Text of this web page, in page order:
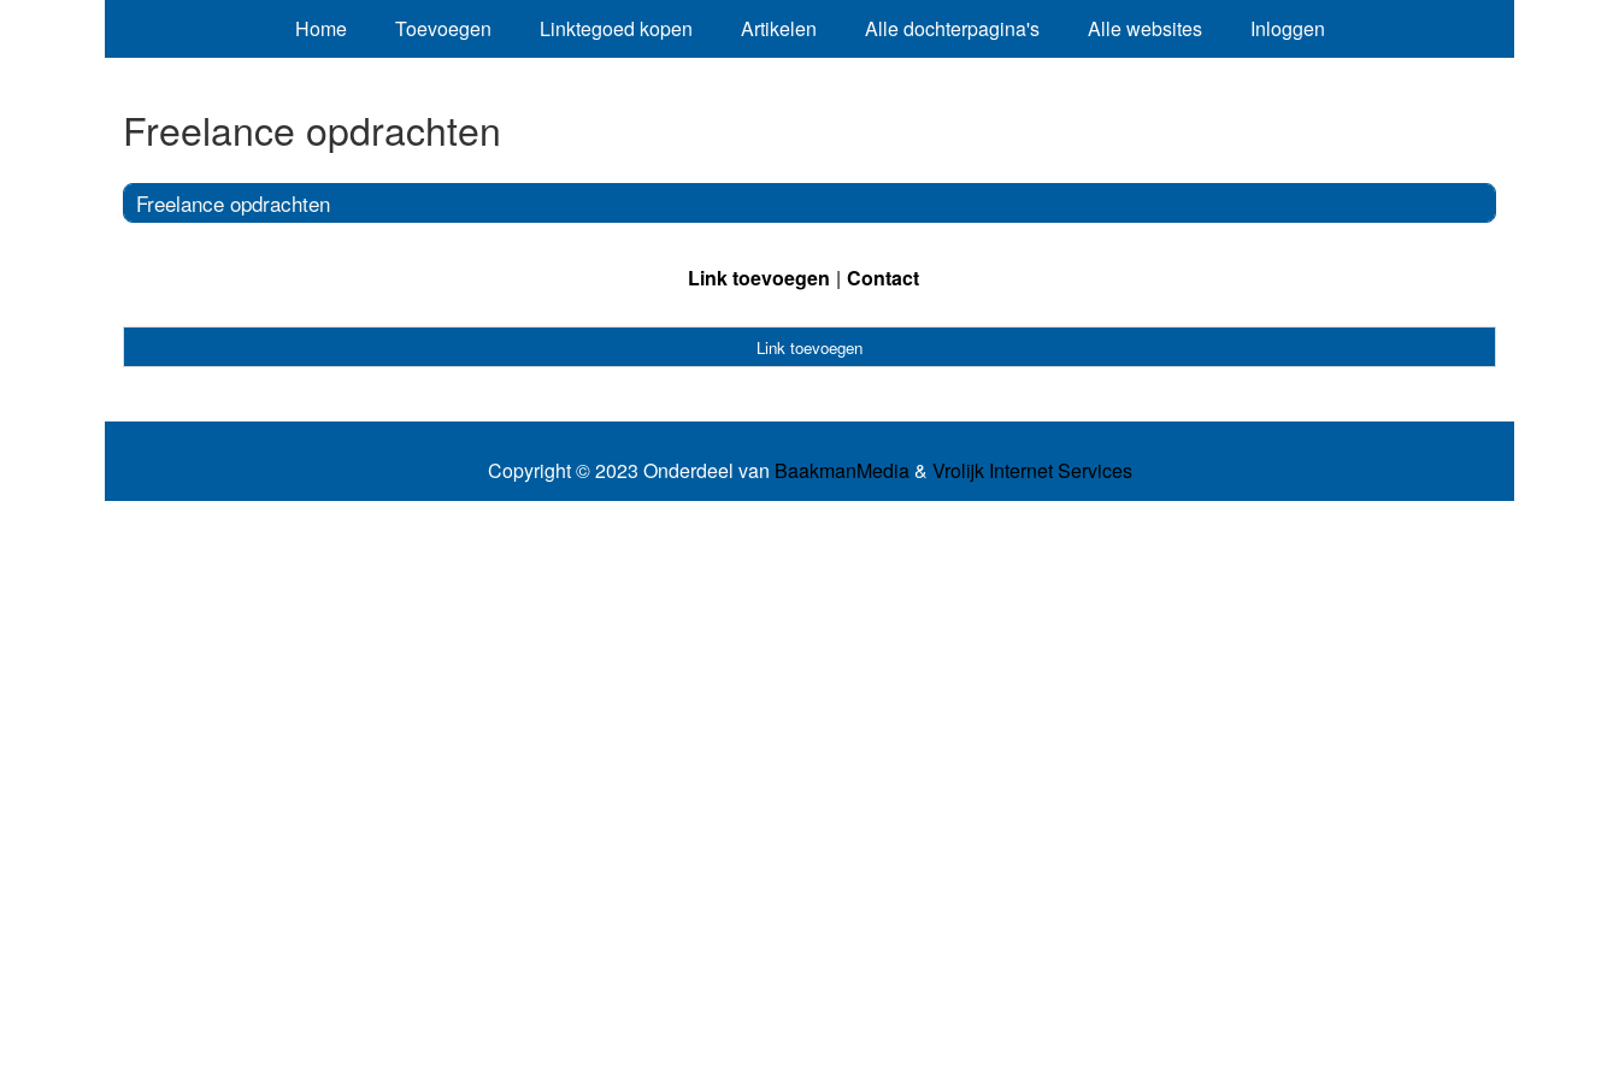
Home Toevoegen Linktegoed kopen Artikelen Alle dochterpagina's Alle websites Inloggen
Freelance opdrachten
Freelance opdrachten
Link toevoegen Contact
Link toevoegen
Copyright © 2023 Onderdeel van BaakmanMedia& Vrolijk Internet Services